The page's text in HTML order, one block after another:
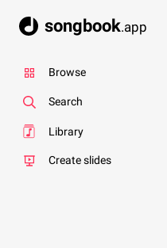
songbook.app
Browse
Search
Library
Create slides